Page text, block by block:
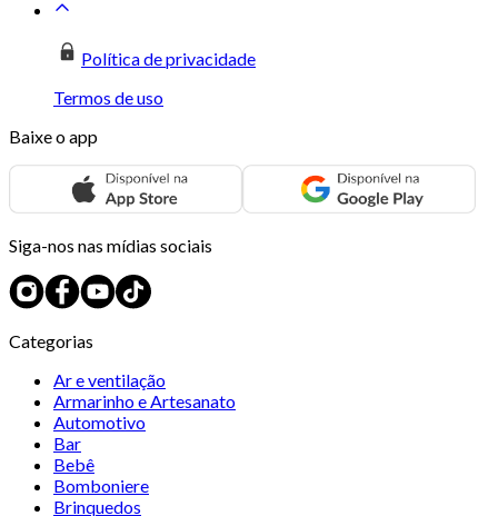
Política de privacidade
Termos de uso
Baixe o app
Siga-nos nas mídias sociais
Categorias
Ar e ventilação
Armarinho e Artesanato
Automotivo
Bar
Bebê
Bomboniere
Brinquedos